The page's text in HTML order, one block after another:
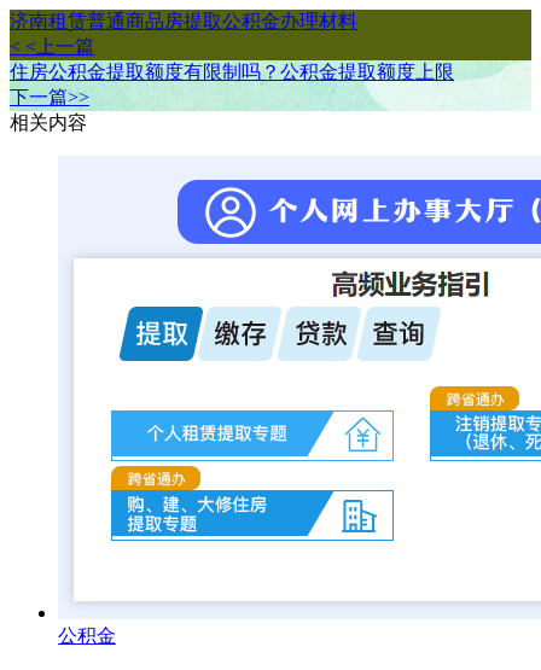
济南租赁普通商品房提取公积金办理材料
< <上一篇
住房公积金提取额度有限制吗？公积金提取额度上限
下一篇>>
相关内容
公积金